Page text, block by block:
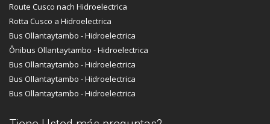
Route Cusco nach Hidroelectrica
Rotta Cusco a Hidroelectrica
Bus Ollantaytambo - Hidroelectrica
Ônibus Ollantaytambo - Hidroelectrica
Bus Ollantaytambo - Hidroelectrica
Bus Ollantaytambo - Hidroelectrica
Bus Ollantaytambo - Hidroelectrica